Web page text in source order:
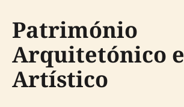
Património
Arquitetónico e
Artístico